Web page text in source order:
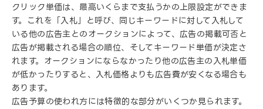
クリック単価は、最高いくらまで支払うかの上限設定ができま
す。これを「入札」と呼び、同じキーワードに対して入札して
いる他の広告主とのオークションによって、広告の掲載可否と
広告が掲載される場合の順位、そしてキーワード単価が決定さ
れます。オークションにならなかったり他の広告主の入札単価
が低かったりすると、入札価格よりも広告費が安くなる場合も
あります。
広告予算の使われ方には特徴的な部分がいくつか見られます。